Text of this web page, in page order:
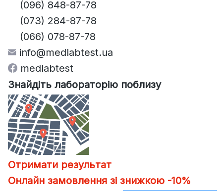
(096) 848-87-78
(073) 284-87-78
(066) 078-87-78
info@medlabtest.ua
medlabtest
Знайдіть лабораторію поблизу
Отримати результат
Онлайн замовлення зі знижкою -10%